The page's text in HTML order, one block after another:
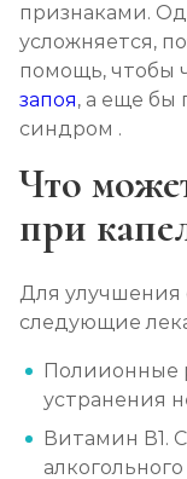
Раскодирование
Мотивация на
Лечение
Лечение
от 1 500 ₽/сеанс
Лечение
признаками.
усложняется,
помощь, чтобы
запоя, а еще бы
синдром .
Что
при
Для улучшения
следующие
Полиионные
устранения
Витамин В1.